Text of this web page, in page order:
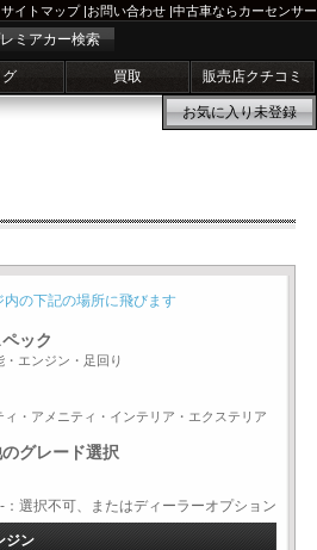
サイトマップ|お問い合わせ |中古車ならカーセンサー
ミアカー検索
買取 販売店クチコミ
お気に入り未登録
内の下記の場所に飛びます
ック
・エンジン・足回り
ィ・アメニティ・インテリア・エクステリア
グレード選択
択不可、またはディーラーオプション
ジン